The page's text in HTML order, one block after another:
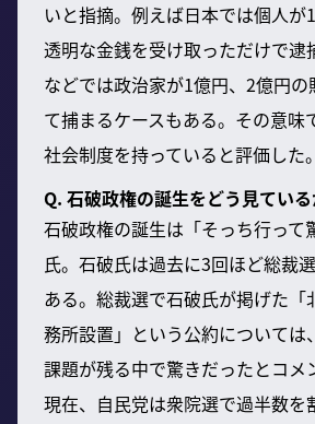
いと指摘。例えば日本では個人が
透明な金銭を受け取っただけで逮
などでは政治家が1億円、2億円の
て捕まるケースもある。その意味
社会制度を持っていると評価した。
Q. 石破政権の誕生をどう見てい
石破政権の誕生は「そっち行って
氏。石破氏は過去に3回ほど総裁
ある。総裁選で石破氏が掲げた「
務所設置」という公約については
課題が残る中で驚きだったとコメ
現在、自民党は衆院選で過半数を